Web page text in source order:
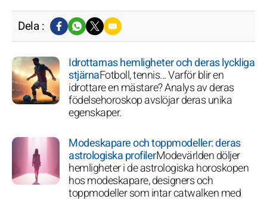
Dela :
Idrottarnas hemligheter och deras lyckliga
stjärnaFotboll, tennis... Varför blir en
idrottare en mästare? Analys av deras
födelsehoroskop avslöjar deras unika
egenskaper.
Modeskapare och toppmodeller: deras
astrologiska profilerModevärlden döljer
hemligheter i de astrologiska horoskopen
hos modeskapare, designers och
toppmodeller som intar catwalken med